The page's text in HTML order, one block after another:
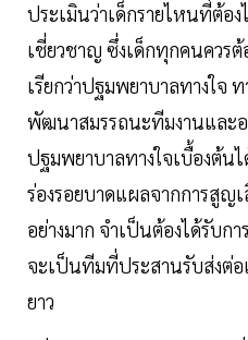
ประเมินว่าเด็กรายไหนที่ต้อ
เชี่ยวชาญ ซึ่งเด็กทุกคนควร
เรียกว่าปฐมพยาบาลทางใจ
พัฒนาสมรรถนะทีมงานและอ
ปฐมพยาบาลทางใจเบื้องต้น
ร่องรอยบาดแผลจากการสูญ
อย่างมาก จำเป็นต้องได้รับก
จะเป็นทีมที่ประสานรับส่งต่
ยาว